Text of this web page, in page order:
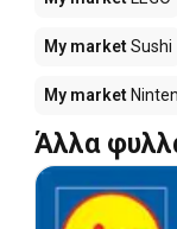
My marketSushi
My market
Άλλα